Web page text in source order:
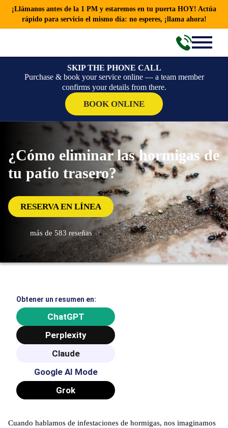
¡Llámanos antes de la 1 PM y estaremos en tu puerta HOY! Actúa
rápido para servicio el mismo día: no esperes, ¡llama ahora!
SKIP THE PHONE CALL
Purchase & book your service online — a team member
confirms your details from there.
BOOK ONLINE
¿Cómo eliminar las hormigas de
tu patio trasero?
RESERVA EN LÍNEA
más de 583 reseñas
Obtener un resumen en:
ChatGPT
Perplexity
Claude
Google AI Mode
Grok
Cuando hablamos de infestaciones de hormigas, nos imaginamos